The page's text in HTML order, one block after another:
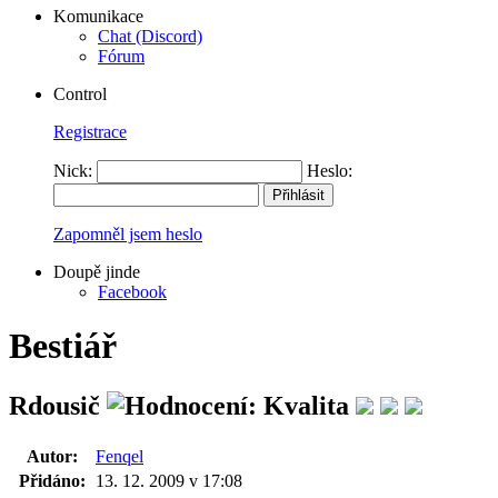
Komunikace
Chat (Discord)
Fórum
Control
Registrace
Nick: Heslo:
Zapomněl jsem heslo
Doupě jinde
Facebook
Bestiář
Rdousič
Autor:
Fenqel
Přidáno:
13. 12. 2009 v 17:08